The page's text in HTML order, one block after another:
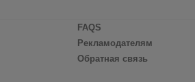
FAQS
Рекламодателям
Обратная связь